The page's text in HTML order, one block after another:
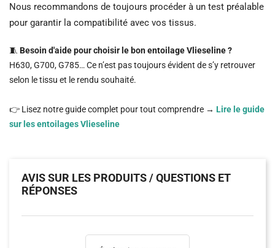
Nous recommandons de toujours procéder à un test préalable
pour garantir la compatibilité avec vos tissus.
🧵 Besoin d'aide pour choisir le bon entoilage Vlieseline ?
H630, G700, G785… Ce n’est pas toujours évident de s’y retrouver
selon le tissu et le rendu souhaité.
👉 Lisez notre guide complet pour tout comprendre → Lire le guide
sur les entoilages Vlieseline
AVIS SUR LES PRODUITS / QUESTIONS ET
RÉPONSES